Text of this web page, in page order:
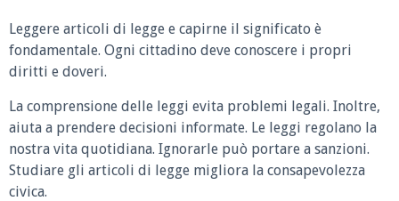
Leggere articoli di legge e capirne il significato è
fondamentale. Ogni cittadino deve conoscere i propri
diritti e doveri.
La comprensione delle leggi evita problemi legali. Inoltre,
aiuta a prendere decisioni informate. Le leggi regolano la
nostra vita quotidiana. Ignorarle può portare a sanzioni.
Studiare gli articoli di legge migliora la consapevolezza
civica.